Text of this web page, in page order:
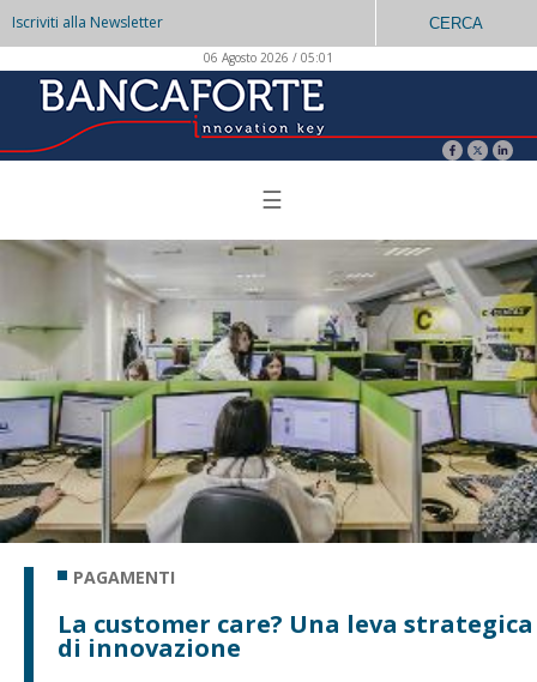
Iscriviti alla Newsletter CERCA
06 Agosto 2026 / 05:01
☰
PAGAMENTI
La customer care? Una leva strategica
di innovazione